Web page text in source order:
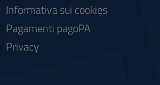
Informativa sui cookies
Pagamenti pagoPA
Privacy